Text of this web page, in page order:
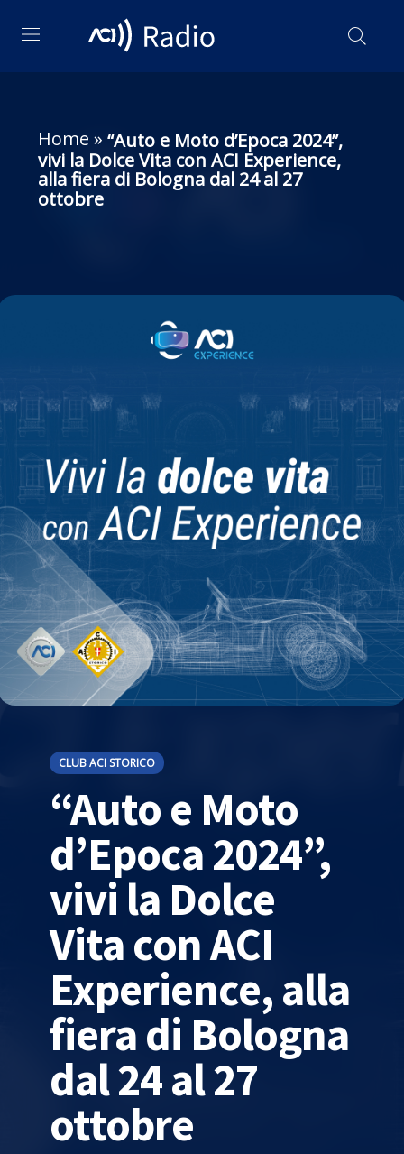
Home » “Auto e Moto d’Epoca 2024”,
vivi la Dolce Vita con ACI Experience,
alla fiera di Bologna dal 24 al 27
ottobre
CLUB ACI STORICO
“Auto e Moto
d’Epoca 2024”,
vivi la Dolce
Vita con ACI
Experience, alla
fiera di Bologna
dal 24 al 27
ottobre